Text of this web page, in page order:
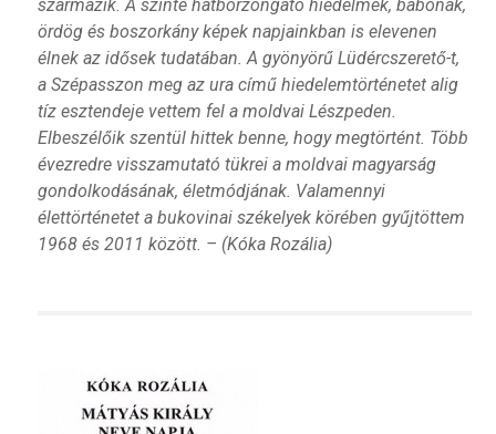
származik. A szinte hátborzongató hiedelmek, babonák,
ördög és boszorkány képek napjainkban is elevenen
élnek az idősek tudatában. A gyönyörű Lüdércszerető-t,
a Szépasszon meg az ura című hiedelemtörténetet alig
tíz esztendeje vettem fel a moldvai Lészpeden.
Elbeszélőik szentül hittek benne, hogy megtörtént. Több
évezredre visszamutató tükrei a moldvai magyarság
gondolkodásának, életmódjának. Valamennyi
élettörténetet a bukovinai székelyek körében gyűjtöttem
1968 és 2011 között. – (Kóka Rozália)